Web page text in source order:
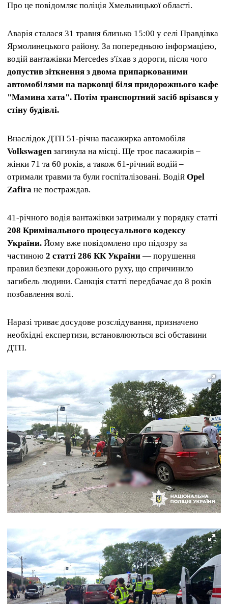
Про це повідомляє поліція Хмельницької області.
Аварія сталася 31 травня близько 15:00 у селі Правдівка
Ярмолинецького району. За попередньою інформацією,
водій вантажівки Mercedes з'їхав з дороги, після чого
допустив зіткнення з двома припаркованими
автомобілями на парковці біля придорожнього кафе
"Мамина хата". Потім транспортний засіб врізався у
стіну будівлі.
Внаслідок ДТП 51-річна пасажирка автомобіля
Volkswagen загинула на місці. Ще троє пасажирів –
жінки 71 та 60 років, а також 61-річний водій –
отримали травми та були госпіталізовані. Водій Opel
Zafira не постраждав.
41-річного водія вантажівки затримали у порядку статті
208 Кримінального процесуального кодексу
України. Йому вже повідомлено про підозру за
частиною 2 статті 286 КК України — порушення
правил безпеки дорожнього руху, що спричинило
загибель людини. Санкція статті передбачає до 8 років
позбавлення волі.
Наразі триває досудове розслідування, призначено
необхідні експертизи, встановлюються всі обставини
ДТП.